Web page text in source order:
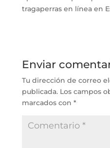
tragaperras en línea en
Enviar
Tu dirección de correo
publicada. Los campos
marcados con *